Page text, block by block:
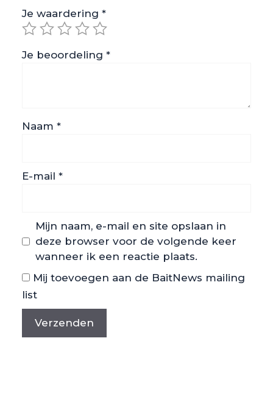
Je waardering *
Je beoordeling *
Naam *
E-mail *
Mijn naam, e-mail en site opslaan in
deze browser voor de volgende keer
wanneer ik een reactie plaats.
Mij toevoegen aan de BaitNews mailing
list